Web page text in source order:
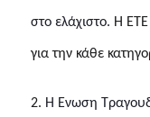
στο ελάχιστο. Η ΕΤΕ
για την κάθε
2. Η Ένωση